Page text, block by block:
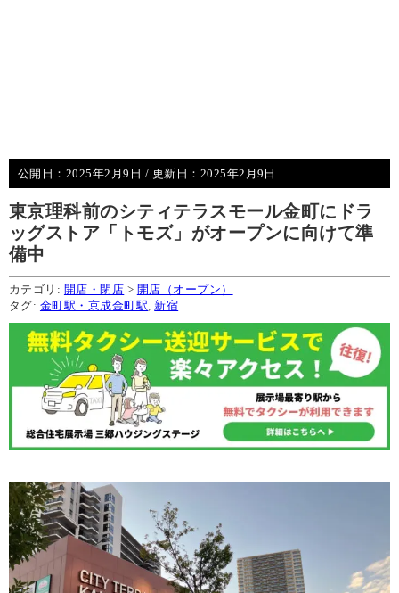
公開日： 2025年2月9日 / 更新日： 2025年2月9日
東京理科前のシティテラスモール金町にドラ
ッグストア「トモズ」がオープンに向けて準
備中
カテゴリ: 開店・閉店 > 開店（オープン）
タグ: 金町駅・京成金町駅 新宿